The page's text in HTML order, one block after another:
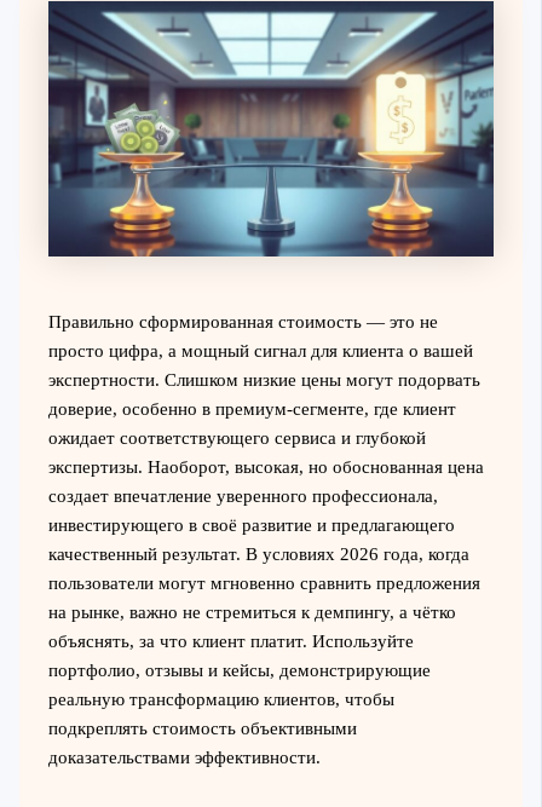
Правильно сформированная стоимость — это не
просто цифра, а мощный сигнал для клиента о вашей
экспертности. Слишком низкие цены могут подорвать
доверие, особенно в премиум-сегменте, где клиент
ожидает соответствующего сервиса и глубокой
экспертизы. Наоборот, высокая, но обоснованная цена
создает впечатление уверенного профессионала,
инвестирующего в своё развитие и предлагающего
качественный результат. В условиях 2026 года, когда
пользователи могут мгновенно сравнить предложения
на рынке, важно не стремиться к демпингу, а чётко
объяснять, за что клиент платит. Используйте
портфолио, отзывы и кейсы, демонстрирующие
реальную трансформацию клиентов, чтобы
подкреплять стоимость объективными
доказательствами эффективности.